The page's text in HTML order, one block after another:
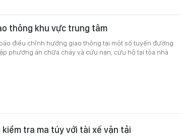
thông khu vực trung tâm
điều chỉnh hướng giao thông tại một số tuyến đường
phương án chữa cháy và cứu nạn, cứu hộ tại tòa nhà
kiểm tra ma túy với tài xế vận tải